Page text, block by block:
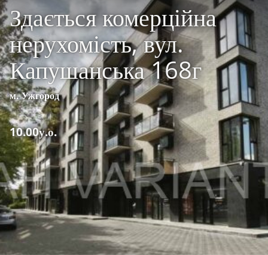
Здається комерційна
нерухомість, вул.
Капушанська 168г
м. Ужгород
10.00у.о.